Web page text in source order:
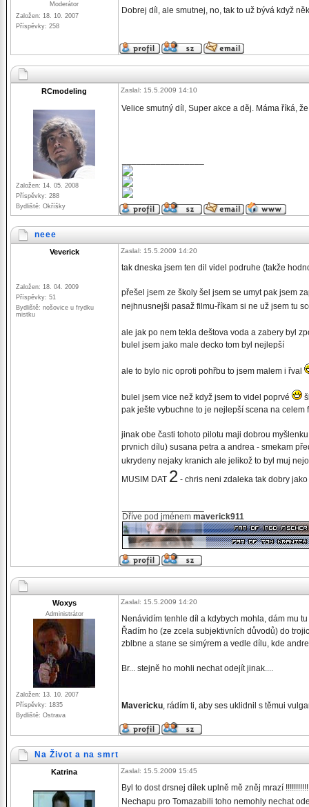
Moderátor
Založen: 18. 10. 2007
Příspěvky: 258
Dobrej díl, ale smutnej, no, tak to už bývá když
RCmodeling
Založen: 14. 05. 2008
Příspěvky: 288
Bydliště: Okříšky
Zaslal: 15.5.2009 14:10
Velice smutný díl, Super akce a děj. Máma říká,
neee
Veverick
Založen: 18. 04. 2009
Příspěvky: 51
Bydliště: nošovice u frydku
mistku
Zaslal: 15.5.2009 14:20
tak dneska jsem ten dil videl podruhe (takže
přešel jsem ze školy šel jsem se umyt pak jsem
nejhnusnejši pasaž filmu-říkam si ne už jsem tu
ale jak po nem tekla deštova voda a zabery byl
bulel jsem jako male decko tom byl nejlepší
ale to bylo nic oproti pohřbu to jsem malem i řval
bulel jsem vice než když jsem to videl poprvé
pak ješte vybuchne to je nejlepší scena na celem
jinak obe časti tohoto pilotu maji dobrou
prvnich dílu) susana petra a andrea - smekam
ukrydeny nejaky kranich ale jelikož to byl muj
MUSIM DAT 2 - chris neni zdaleka tak dobry
Dříve pod jménem maverick911
Woxys
Administrátor
Založen: 13. 10. 2007
Příspěvky: 1835
Bydliště: Ostrava
Zaslal: 15.5.2009 14:20
Nenávidím tenhle díl a kdybych mohla, dám mu
Řadím ho (ze zcela subjektivních důvodů) do
zblbne a stane se simýrem a vedle dílu, kde
Br... stejně ho mohli nechat odejít jinak....
Mavericku, rádím ti, aby ses uklidnil s těmui
Na Život a na smrt
Katrina Zaslal: 15.5.2009 15:45
Byl to dost drsnej dílek uplně mě zněj mrazí
Nechapu pro Tomazabili toho nemohly nechat